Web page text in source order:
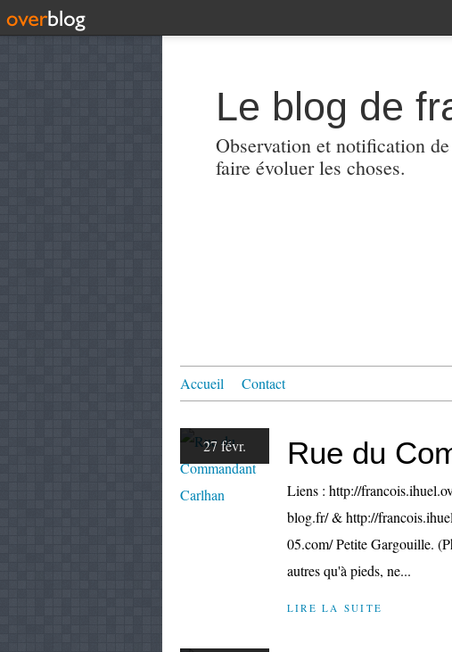
Le blog de
Observation et notification
faire évoluer les choses.
Accueil Contact
27 févr. Rue du
Liens : http://
blog.fr/ & http://
05.com/ Petite Gargouille.
autres qu'à pieds, ne...
LIRE LA SUITE